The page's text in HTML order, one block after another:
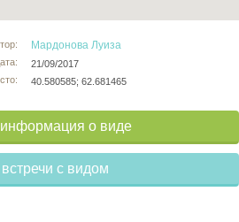
Мардонова Луиза
21/09/2017
40.580585; 62.681465
о виде
с видом